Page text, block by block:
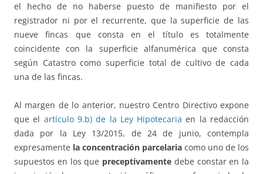
el hecho de no haberse puesto de manifiesto por el
registrador ni por el recurrente, que la superficie de las
nueve fincas que consta en el título es totalmente
coincidente con la superficie alfanumérica que consta
según Catastro como superficie total de cultivo de cada
una de las fincas.
Al margen de lo anterior, nuestro Centro Directivo expone
que el artículo 9.b) de la Ley Hipotecaria en la redacción
dada por la Ley 13/2015, de 24 de junio, contempla
expresamente la concentración parcelaria como uno de los
supuestos en los que preceptivamente debe constar en la